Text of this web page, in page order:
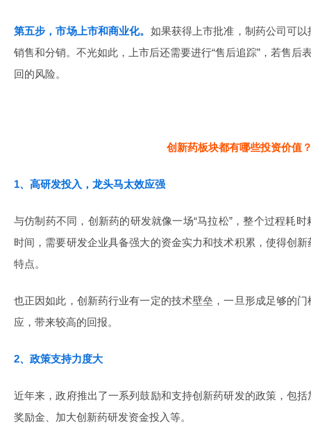
第五步，市场上市和商业化。 如果获得上市批准，制药公司可
销售和分销。不光如此，上市后还需要进行“售后追踪”，若售后
回的风险。
创新药板块都有哪些投资价值
1、高研发投入，龙头马太效应强
与仿制药不同，创新药的研发就像一场“马拉松”，整个过程耗
时间，需要研发企业具备强大的资金实力和技术积累，使得创
特点。
也正因如此，创新药行业有一定的技术壁垒，一旦形成足够的
应，带来较高的回报。
2、政策支持力度大
近年来，政府推出了一系列鼓励和支持创新药研发的政策，包
奖励金、加大创新药研发资金投入等。